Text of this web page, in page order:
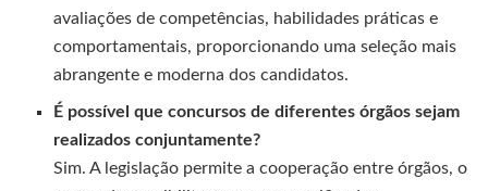
avaliações de competências, habilidades práticas e
comportamentais, proporcionando uma seleção mais
abrangente e moderna dos candidatos.
É possível que concursos de diferentes órgãos sejam
realizados conjuntamente?
Sim. A legislação permite a cooperação entre órgãos, o